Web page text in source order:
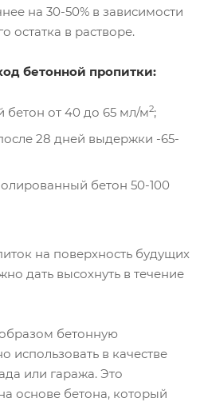
на 30-50% в зависимости
остатка в растворе.
бетонной пропитки:
бетон от 40 до 65 мл/м2;
28 дней выдержки -65-
бетон 50-100
на поверхность будущих
дать высохнуть в течение
бетонную
использовать в качестве
или гаража. Это
основе бетона, который